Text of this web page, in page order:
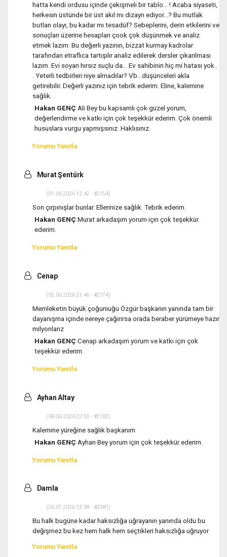
hatta kendi ordusu içinde çekişmeli bir tablo... ! Acaba siyaseti,
herkesin üstünde bir üst akıl mı dizayn ediyor...? Bu mutlak
butlan olayı, bu kadar mı tesadüf? Sebeplerini, derin etkilerini ve
sonuçları üzerine hesapları çook çok düşünmek ve analiz
etmek lazım. Bu değerli yazının, bizzat kurmay kadrolar
tarafından etraflıca tartışılır analiz edilerek dersler çıkarılması
lazım. Evi soyan hırsız suçlu da... Ev sahibinin hiç mi hatası yok..
. Yeterli tedbirleri niye almadılar? Vb...düşünceleri akla
getirebilir. Değerli yazınız için tebrik ederim. Eline, kalemine
sağlık.
Hakan GENÇ Ali Bey bu kapsamlı çok güzel yorum,
değerlendirme ve katkı için çok teşekkür ederim. Çok önemli
hususlara vurgu yapmışsınız. Haklısınız.
Yorumu Yanıtla
Murat Şentürk
(01.06.2026 12:42 - #2154)
Son çırpınışlar bunlar. Ellerinize sağlık. Tebrik ederim.
Hakan GENÇ Murat arkadaşım yorum için çok teşekkür
ederim.
Yorumu Yanıtla
Cenap
(05.06.2026 21:46 - #2174)
Memleketin büyük çoğuniuğu Özgür başkanın yanında tam bir
dayanışma içinde nereye çağırırsa orada beraber yürümeye hazır
milyonlarız
Hakan GENÇ Cenap arkadaşım yorum ve katkı için çok
teşekkür ederim.
Yorumu Yanıtla
Ayhan Altay
(08.06.2026 22:53 - #2182)
Kalemine yüreğine sağlık başkanım
Hakan GENÇ Ayhan Bey yorum için çok teşekkür ederim.
Yorumu Yanıtla
Damla
(26.07.2026 13:38 - #2381)
Bu halk bugüne kadar haksızlığa uğrayanın yanında oldu bu
değişmez bu kez hem halk hem seçtikleri haksızlığa uğruyor
Yorumu Yanıtla